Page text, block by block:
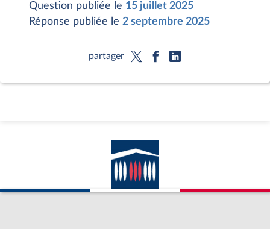
Question publiée le 15 juillet 2025
Réponse publiée le 2 septembre 2025
partager